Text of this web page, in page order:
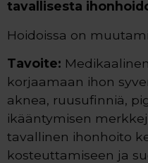
tavallisesta
Hoidoissa on
Tavoite:
korjaamaan ihon
aknea, ruusufinniä,
ikääntymisen
tavallinen ihonhoito
kosteuttamiseen ja